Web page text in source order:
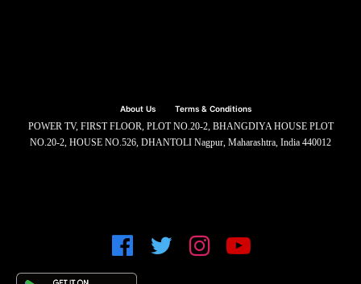
About Us Terms & Conditions
POWER TV, FIRST FLOOR, PLOT NO.20-2, BHANGDIYA HOUSE PLOT
NO.20-2, HOUSE NO.526, DHANTOLI Nagpur, Maharashtra, India 440012